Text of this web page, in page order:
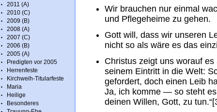
2011 (A)
2010 (C)
2009 (B)
2008 (A)
2007 (C)
2006 (B)
2005 (A)
Predigten vor 2005
Herrenfeste
Kirchweih-Titularfeste
Maria
Heilige
Besonderes
Wir brauchen nur einmal
und Pflegeheime zu gehen.
Gott will, dass wir unseren
nicht so als wäre es das
Christus zeigt uns worauf
seinem Eintritt in die Welt:
gefordert, doch einen Leib
Ja, ich komme — so steht
deinen Willen, Gott, zu